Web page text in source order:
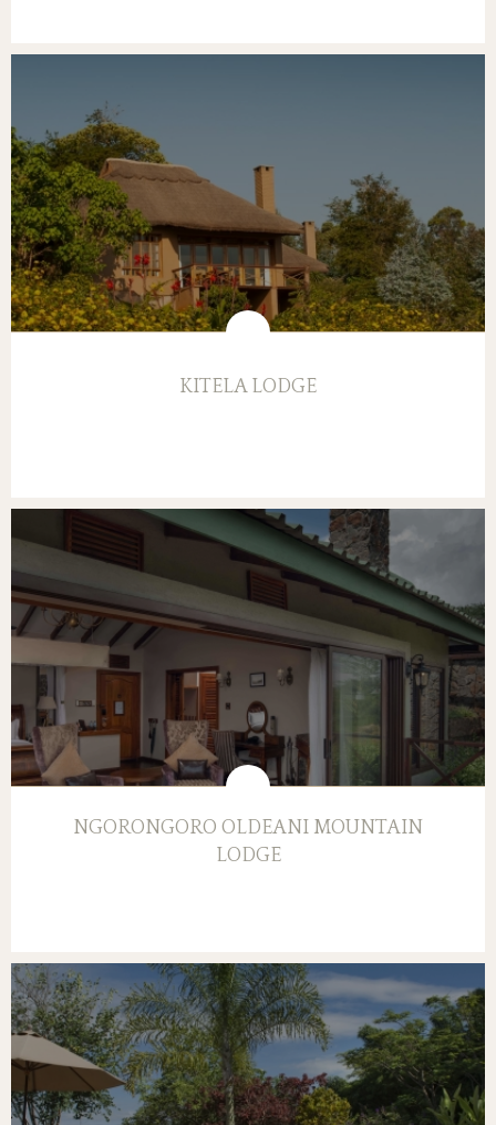
KITELA LODGE
NGORONGORO OLDEANI MOUNTAIN
LODGE